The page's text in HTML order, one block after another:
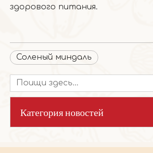
здорового питания.
Соленый миндаль
Категория новостей